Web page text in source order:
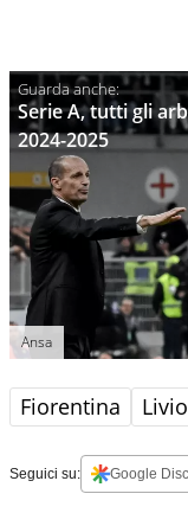
Serie A, tutti gli
2024-2025
Ansa
Fiorentina
Seguici su: Google